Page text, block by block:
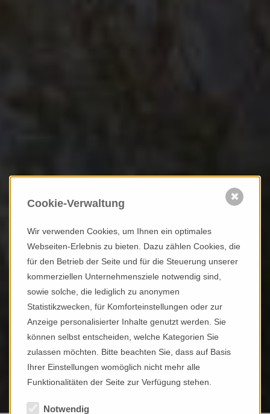
RAUM UND ZEIT
wohnen
APARTMENTS
entspannen
IM RELAX-
GARTEN MIT
NATUR-
SCHWIMMTEICH
erleben
ZUGSPITZ
AKTIV
Cookie-Verwaltung
Wir verwenden Cookies, um Ihnen ein optimales
Webseiten-Erlebnis zu bieten. Dazu zählen Cookies, die
für den Betrieb der Seite und für die Steuerung unserer
kommerziellen Unternehmensziele notwendig sind,
sowie solche, die lediglich zu anonymen
Statistikzwecken, für Komforteinstellungen oder zur
Anzeige personalisierter Inhalte genutzt werden. Sie
können selbst entscheiden, welche Kategorien Sie
zulassen möchten. Bitte beachten Sie, dass auf Basis
Ihrer Einstellungen womöglich nicht mehr alle
Funktionalitäten der Seite zur Verfügung stehen.
Notwendig
✖